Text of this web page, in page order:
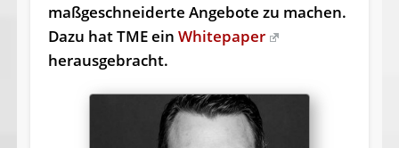
maßgeschneiderte Angebote zu machen.
Dazu hat TME ein Whitepaper
herausgebracht.